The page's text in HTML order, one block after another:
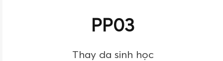
PP03
Thay da sinh học